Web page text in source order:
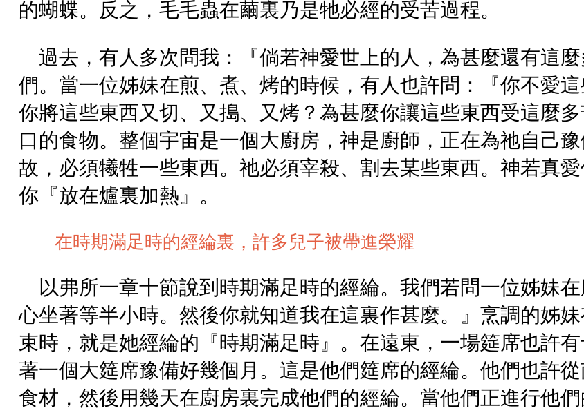
的蝴蝶。反之，毛毛蟲在繭裏乃是牠必經的受苦過程。
過去，有人多次問我：『倘若神愛世上的人，為甚麼還有這
們。當一位姊妹在煎、煮、烤的時候，有人也許問：『你不愛
你將這些東西又切、又搗、又烤？為甚麼你讓這些東西受這麼
口的食物。整個宇宙是一個大廚房，神是廚師，正在為祂自己
故，必須犧牲一些東西。祂必須宰殺、割去某些東西。神若真
你『放在爐裏加熱』。
在時期滿足時的經綸裏，許多兒子被帶進榮耀
以弗所一章十節說到時期滿足時的經綸。我們若問一位姊妹
心坐著等半小時。然後你就知道我在這裏作甚麼。』烹調的姊
束時，就是她經綸的『時期滿足時』。在遠東，一場筵席也許
著一個大筵席豫備好幾個月。這是他們筵席的經綸。他們也許
食材，然後用幾天在廚房裏完成他們的經綸。當他們正進行他